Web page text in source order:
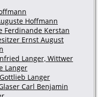
Hoffmann
Ferdinande Kerstan
Ernst August
Langer, Wittwer
Langer
Langer
Carl Benjamin